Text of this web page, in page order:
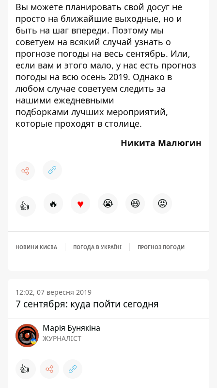
Вы можете планировать свой досуг не
просто на ближайшие выходные, но и
быть на шаг впереди. Поэтому мы
советуем на всякий случай узнать о
прогнозе погоды на весь сентябрь. Или,
если вам и этого мало, у нас есть прогноз
погоды на всю осень 2019. Однако в
любом случае советуем следить за
нашими ежедневными
подборками лучших мероприятий,
которые проходят в столице.
Никита Малюгин
👍 🔥 ♥ 😭 😆 😡
НОВИНИ КИЄВА ПОГОДА В УКРАЇНІ ПРОГНОЗ ПОГОДИ
12:02, 07 вересня 2019
7 сентября: куда пойти сегодня
Марія Бунякіна
ЖУРНАЛІСТ
👍